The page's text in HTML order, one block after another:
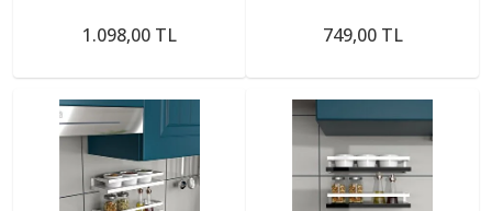
1.098,00 TL
Rafı
749,00 TL